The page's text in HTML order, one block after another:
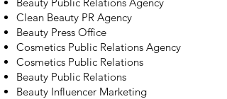
Clean Beauty PR Agency
Beauty Press Office
Cosmetics Public Relations Agency
Cosmetics Public Relations
Beauty Public Relations
Beauty Influencer Marketing